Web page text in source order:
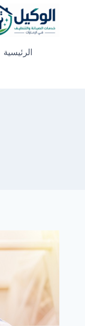
الرئيسية